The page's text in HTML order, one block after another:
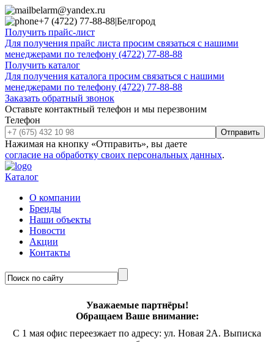
belarm@yandex.ru
+7 (4722) 77-88-88|Белгород
Получить прайс-лист
Для получения прайс листа просим связаться с нашими
менеджерами по телефону (4722) 77-88-88
Получить каталог
Для получения каталога просим связаться с нашими
менеджерами по телефону (4722) 77-88-88
Заказать обратный звонок
Оставьте контактный телефон и мы перезвоним
Телефон
Отправить
Нажимая на кнопку «Отправить», вы даете
согласие на обработку своих персональных данных.
Каталог
О компании
Бренды
Наши объекты
Новости
Акции
Контакты
Уважаемые партнёры!
Обращаем Ваше внимание:
С 1 мая офис переезжает по адресу: ул. Новая 2А. Выписка